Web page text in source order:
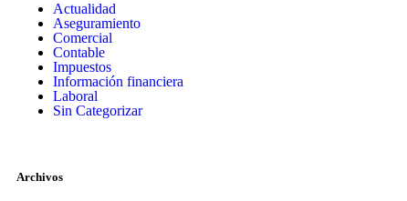
Actualidad
Aseguramiento
Comercial
Contable
Impuestos
Información financiera
Laboral
Sin Categorizar
Archivos